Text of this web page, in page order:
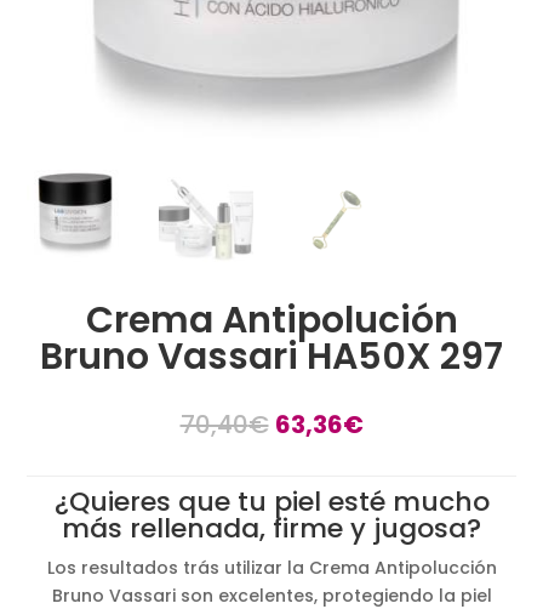
Crema Antipolución
Bruno Vassari HA50X 297
70,40€ El
era:
70,40€.
63,36€El
es:
63,36€.
¿Quieres que tu piel esté mucho
más rellenada, firme y jugosa?
Los resultados trás utilizar la Crema Antipolucción
Bruno Vassari son excelentes, protegiendo la piel